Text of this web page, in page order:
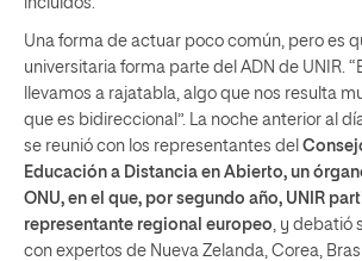
Una forma de actuar poco común, pero es
universitaria forma parte del ADN de UNIR.
llevamos a rajatabla, algo que nos resulta
que es bidireccional”. La noche anterior al
se reunió con los representantes del
Educación a Distancia en Abierto, un
ONU, en el que, por segundo año, UNIR
representante regional europeo , y debatió
con expertos de Nueva Zelanda, Corea,